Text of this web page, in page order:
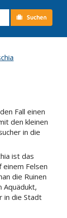
Suchen
Fall einen
den kleinen
in die
ist das
einem Felsen
die Ruinen
Aquädukt,
in die Stadt